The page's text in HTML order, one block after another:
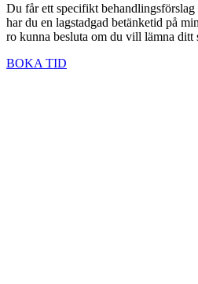
Du får ett specifikt
har du en lagstadgad betänketid på
ro kunna besluta om du vill lämna ditt
BOKA TID